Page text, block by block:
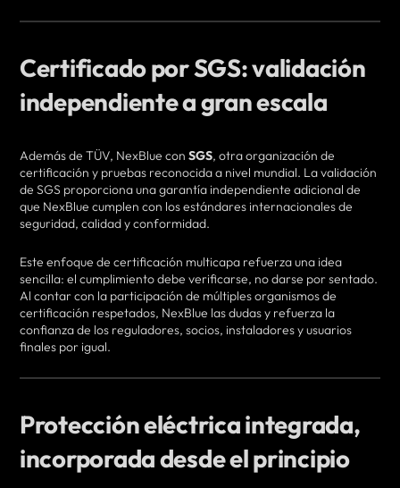
Certificado por SGS: validación
independiente a gran escala
Además de TÜV, NexBlue con SGS, otra organización de
certificación y pruebas reconocida a nivel mundial. La validación
de SGS proporciona una garantía independiente adicional de
que NexBlue cumplen con los estándares internacionales de
seguridad, calidad y conformidad.
Este enfoque de certificación multicapa refuerza una idea
sencilla: el cumplimiento debe verificarse, no darse por sentado.
Al contar con la participación de múltiples organismos de
certificación respetados, NexBlue las dudas y refuerza la
confianza de los reguladores, socios, instaladores y usuarios
finales por igual.
Protección eléctrica integrada,
incorporada desde el principio